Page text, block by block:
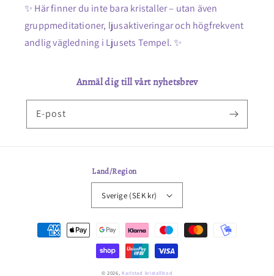
✨ Här finner du inte bara kristaller – utan även
gruppmeditationer, ljusaktiveringar och högfrekvent
andlig vägledning i Ljusets Tempel. ✨
Anmäl dig till vårt nyhetsbrev
E-post
Land/Region
Sverige (SEK kr)
Betalningsmetoder
© 2026,Karlstad kristallbod